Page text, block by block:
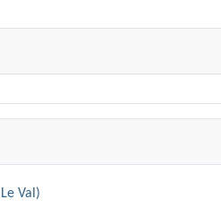
Val)